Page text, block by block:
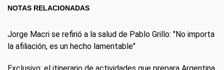
NOTAS RELACIONADAS
Jorge Macri se refirió a la salud de Pablo Grillo: "No importa
la afiliación, es un hecho lamentable"